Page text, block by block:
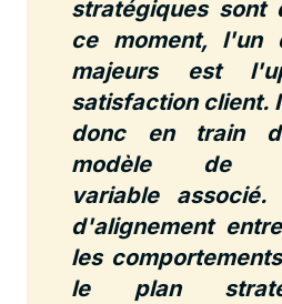
stratégiques sont
ce moment, l'un
majeurs est
satisfaction client.
donc en train
modèle de
variable
d'alignement
les
le plan